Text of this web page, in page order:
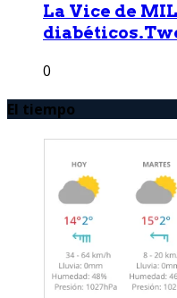
La Vice de
0
El tiempo